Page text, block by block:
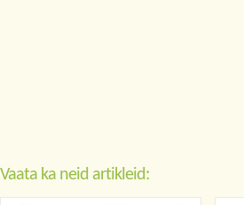
Vaata ka neid artikleid: